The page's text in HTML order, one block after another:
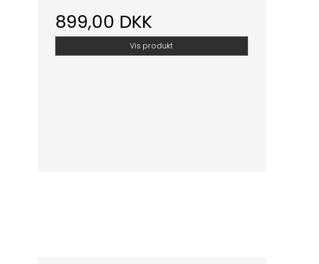
899,00 DKK
Vis produkt